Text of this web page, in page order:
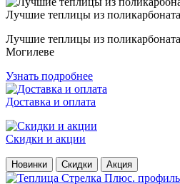
Лучшие теплицы из
Лучшие теплицы из
Могилеве
Узнать подробнее
Доставка и оплата
Скидки и акции
Новинки Скидки Акция